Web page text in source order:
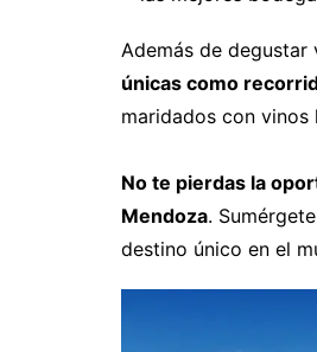
Además de degustar
únicas como
maridados con
No te pierdas la
Mendoza.
destino único en el